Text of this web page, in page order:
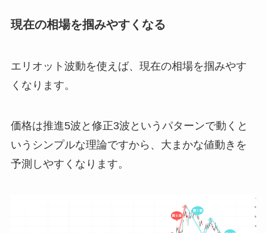
現在の相場を掴みやすくなる
エリオット波動を使えば、現在の相場を掴みやす
くなります。
価格は推進5波と修正3波というパターンで動くと
いうシンプルな理論ですから、大まかな値動きを
予測しやすくなります。